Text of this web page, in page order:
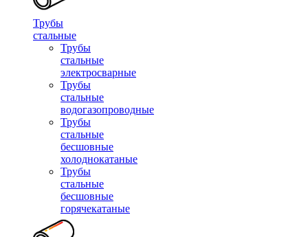
Трубы
стальные
Трубы
стальные
электросварные
Трубы
стальные
водогазопроводные
Трубы
стальные
бесшовные
холоднокатаные
Трубы
стальные
бесшовные
горячекатаные